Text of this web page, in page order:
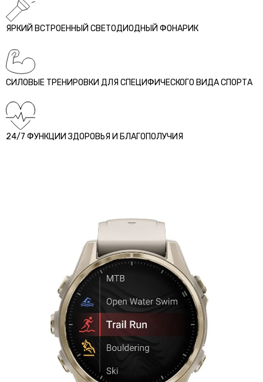
ЯРКИЙ ВСТРОЕННЫЙ СВЕТОДИОДНЫЙ ФОНАРИК
СИЛОВЫЕ ТРЕНИРОВКИ ДЛЯ СПЕЦИФИЧЕСКОГО ВИДА СПОРТА
24/7 ФУНКЦИИ ЗДОРОВЬЯ И БЛАГОПОЛУЧИЯ